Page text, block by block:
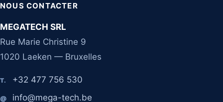
NOUS CONTACTER
MEGATECH SRL
Rue Marie Christine 9
1020 Laeken — Bruxelles
T. +32 477 756 530
@ info@mega-tech.be